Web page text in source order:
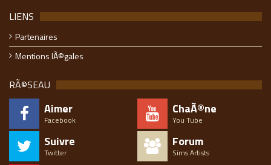
LIENS
Partenaires
Mentions lÃ©gales
RÃ©SEAU
Aimer
Facebook
ChaÃ®ne
You Tube
Suivre
Twitter
Forum
Sims Artists